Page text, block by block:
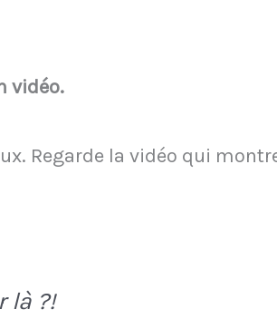
vidéo.
Regarde la vidéo qui
là ?!